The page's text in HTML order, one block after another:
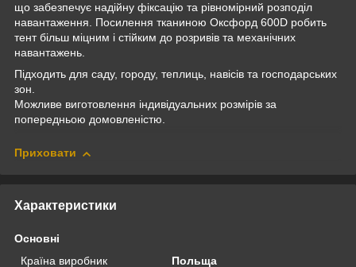
що забезпечує надійну фіксацію та рівномірний розподіл
навантаження. Посилення тканиною Оксфорд 600D робить
тент більш міцним і стійким до розривів та механічних
навантажень.
Підходить для саду, городу, теплиць, навісів та господарських
зон.
Можливе виготовлення індивідуальних розмірів за
попередньою домовленістю.
Приховати
Характеристики
Основні
Країна виробник
Польща